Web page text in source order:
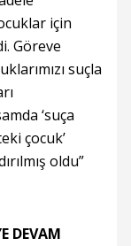
için
Göreve
suçla
‘suça
çocuk’
oldu”
DEVAM